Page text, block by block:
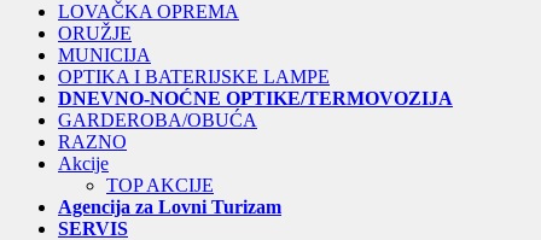
LOVAČKA OPREMA
ORUŽJE
MUNICIJA
OPTIKA I BATERIJSKE LAMPE
DNEVNO-NOĆNE OPTIKE/TERMOVOZIJA
GARDEROBA/OBUĆA
RAZNO
Akcije
TOP AKCIJE
Agencija za Lovni Turizam
SERVIS